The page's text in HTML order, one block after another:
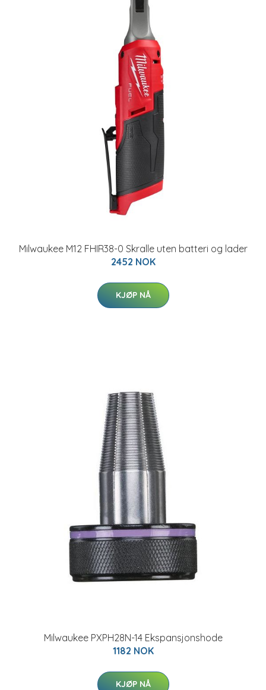
Milwaukee M12 FHIR38-0 Skralle uten batteri og lader
2452 NOK
KJØP NÅ
Milwaukee PXPH28N-14 Ekspansjonshode
1182 NOK
KJØP NÅ